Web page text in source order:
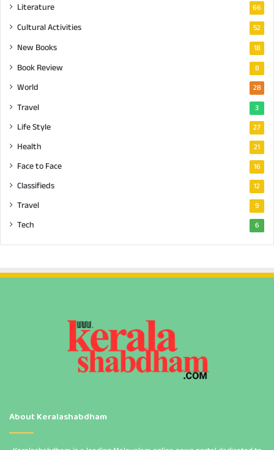
Literature 66
Cultural Activities 52
New Books 18
Book Review 8
World 28
Travel 3
Life Style 27
Health 21
Face to Face 16
Classifieds 12
Travel 9
Tech 6
About Keralashabdham